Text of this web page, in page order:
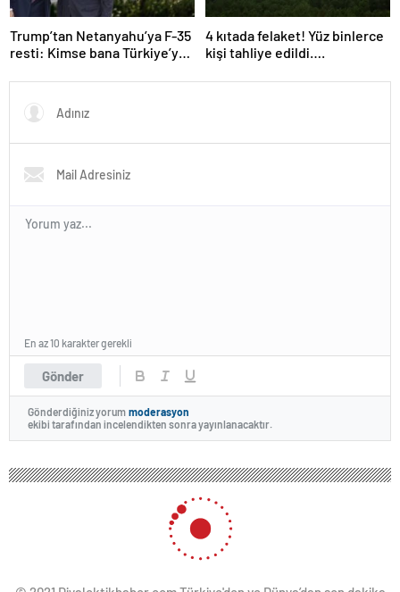
Trump’tan Netanyahu’ya F-35
resti: Kimse bana Türkiye’ye
4 kıtada felaket! Yüz binlerce
kişi tahliye edildi….
Gönder
En az 10 karakter gerekli
Gönderdiğiniz yorum moderasyon
ekibi tarafından incelendikten sonra yayınlanacaktır.